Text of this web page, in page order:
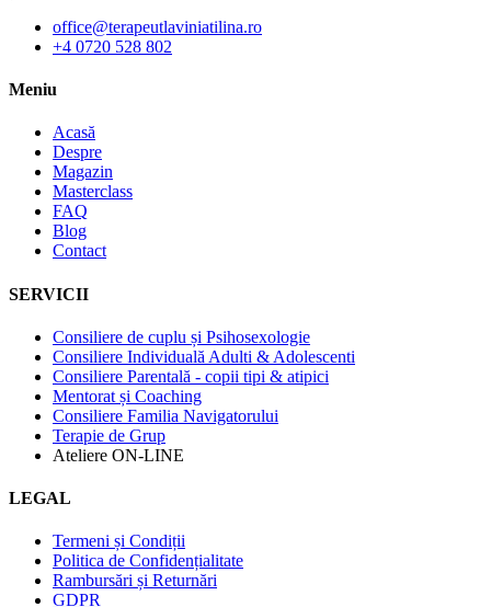
office@terapeutlaviniatilina.ro
+4 0720 528 802
Meniu
Acasă
Despre
Magazin
Masterclass
FAQ
Blog
Contact
SERVICII
Consiliere de cuplu și Psihosexologie
Consiliere Individuală Adulti & Adolescenti
Consiliere Parentală - copii tipi & atipici
Mentorat și Coaching
Consiliere Familia Navigatorului
Terapie de Grup
Ateliere ON-LINE
LEGAL
Termeni și Condiții
Politica de Confidențialitate
Rambursări și Returnări
GDPR